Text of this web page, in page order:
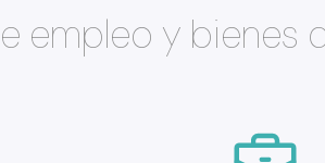
empleo y bienes